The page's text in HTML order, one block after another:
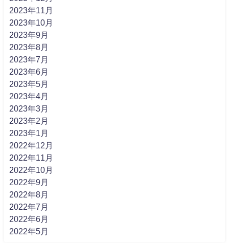
2023年11月
2023年10月
2023年9月
2023年8月
2023年7月
2023年6月
2023年5月
2023年4月
2023年3月
2023年2月
2023年1月
2022年12月
2022年11月
2022年10月
2022年9月
2022年8月
2022年7月
2022年6月
2022年5月